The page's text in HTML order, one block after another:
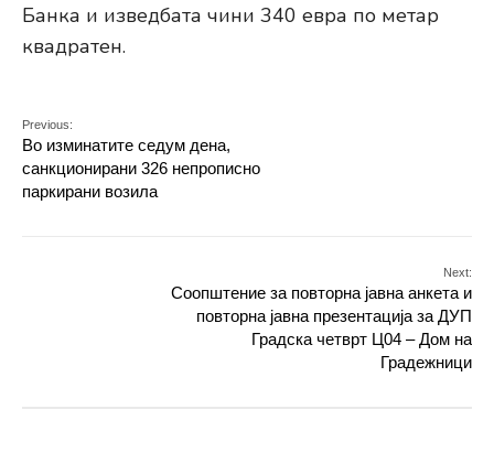
Банка и изведбата чини 340 евра по метар
квадратен.
Previous:
Во изминатите седум дена,
санкционирани 326 непрописно
паркирани возила
Next:
Соопштение за повторна јавна анкета и
повторна јавна презентација за ДУП
Градска четврт Ц04 – Дом на
Градежници